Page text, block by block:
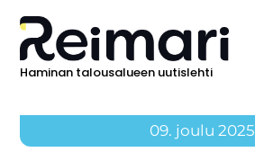
Haminan talousalueen uutislehti
09. joulu 2025